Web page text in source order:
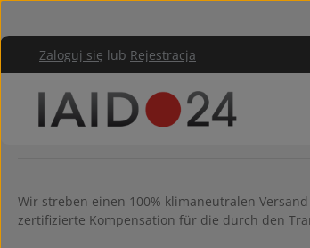
Zaloguj się lub Rejestracja
Serwis sklepu Wysyłka neutralna pod
CO2-neutraler Versand
Wir streben einen 100% klimaneutralen
zertifizierte Kompensation für die durch den